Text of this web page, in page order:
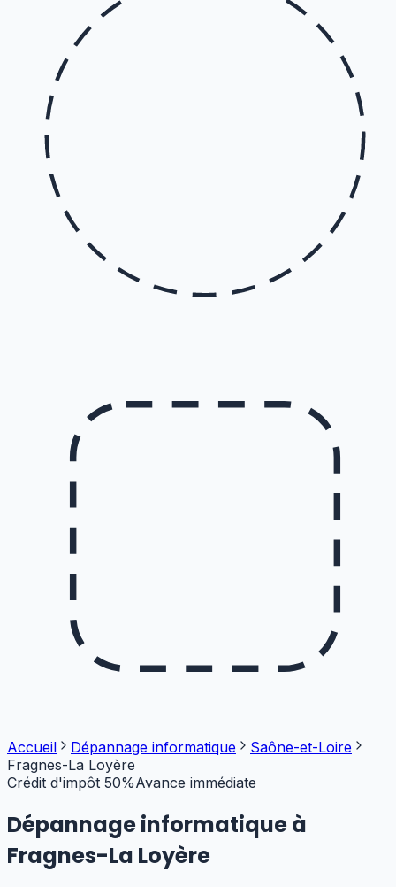
Accueil Dépannage informatique
Saône-et-Loire
Fragnes-La Loyère
Crédit d'impôt 50%Avance immédiate
Dépannage informatique à
Fragnes-La Loyère